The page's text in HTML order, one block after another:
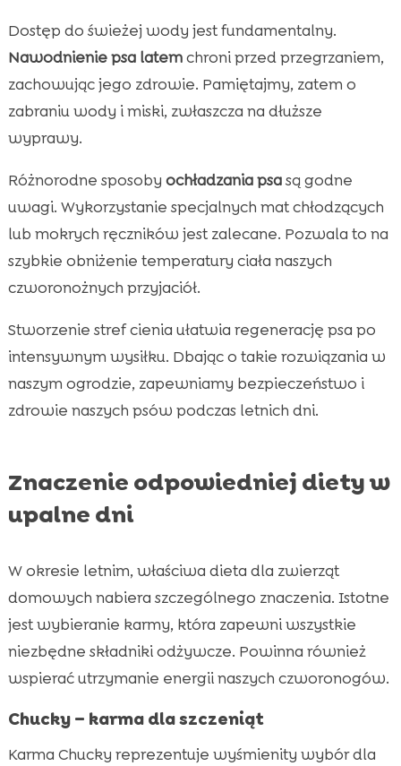
Dostęp do świeżej wody jest fundamentalny.
Nawodnienie psa latemchroni przed przegrzaniem,
zachowując jego zdrowie. Pamiętajmy, zatem o
zabraniu wody i miski, zwłaszcza na dłuższe
wyprawy.
Różnorodne sposoby ochładzania psasą godne
uwagi. Wykorzystanie specjalnych mat chłodzących
lub mokrych ręczników jest zalecane. Pozwala to na
szybkie obniżenie temperatury ciała naszych
czworonożnych przyjaciół.
Stworzenie stref cienia ułatwia regenerację psa po
intensywnym wysiłku. Dbając o takie rozwiązania w
naszym ogrodzie, zapewniamy bezpieczeństwo i
zdrowie naszych psów podczas letnich dni.
Znaczenie odpowiedniej diety w
upalne dni
W okresie letnim, właściwa dieta dla zwierząt
domowych nabiera szczególnego znaczenia. Istotne
jest wybieranie karmy, która zapewni wszystkie
niezbędne składniki odżywcze. Powinna również
wspierać utrzymanie energii naszych czworonogów.
Chucky – karma dla szczeniąt
Karma Chucky reprezentuje wyśmienity wybór dla